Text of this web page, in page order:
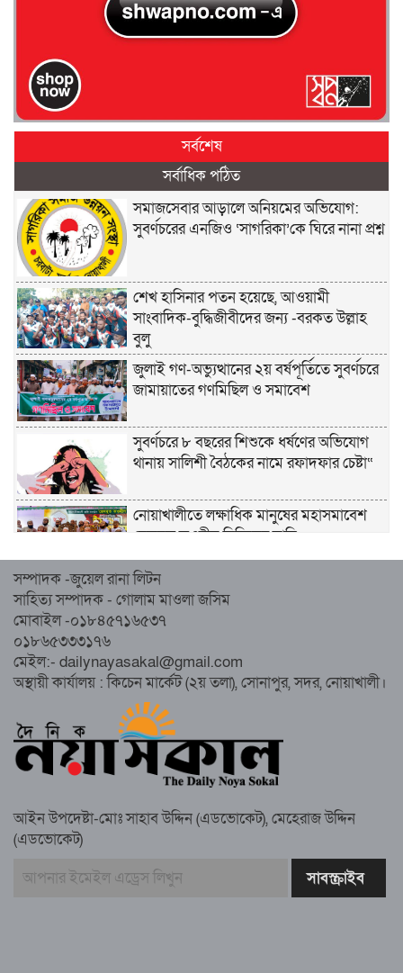
সর্বশেষ
সর্বাধিক পঠিত
সমাজসেবার আড়ালে অনিয়মের অভিযোগ:
সুবর্ণচরের এনজিও ‘সাগরিকা’কে ঘিরে নানা প্রশ্ন
শেখ হাসিনার পতন হয়েছে, আওয়ামী
সাংবাদিক-বুদ্ধিজীবীদের জন্য -বরকত উল্লাহ
বুলু
জুলাই গণ-অভ্যুত্থানের ২য় বর্ষপূর্তিতে সুবর্ণচরে
জামায়াতের গণমিছিল ও সমাবেশ
সুবর্ণচরে ৮ বছরের শিশুকে ধর্ষণের অভিযোগ
থানায় সালিশী বৈঠকের নামে রফাদফার চেষ্টা“
নোয়াখালীতে লক্ষাধিক মানুষের মহাসমাবেশ
হেজবুত তওহীদ নিষিদ্ধের দাবি
নোয়াখালীতে ইসলামী মহাসমাবেশের প্রস্তুতি
সম্পন্ন, অংশ নেবেন লক্ষাধিক মানুষ
নোয়াখালীতে ইসলামী ছাত্রশিবিরের ‘অদম্য
জুলাই’ মিছিল
সুবর্ণচরে মায়ের অভিযোগে সাবেক ভাইস
চেয়ারম্যান গ্রেপ্তার
স্মরণ সভায় মিলাদ ও দোয়া
সম্পাদক -জুয়েল রানা লিটন
সাহিত্য সম্পাদক - গোলাম মাওলা জসিম
মোবাইল -০১৮৪৫৭১৬৫৩৭
০১৮৬৫৩৩৩১৭৬
মেইল:- dailynayasakal@gmail.com
অস্থায়ী কার্যালয় : কিচেন মার্কেট (২য় তলা), সোনাপুর, সদর, নোয়াখালী।
আইন উপদেষ্টা-মোঃ সাহাব উদ্দিন (এডভোকেট), মেহেরাজ উদ্দিন
(এডভোকেট)